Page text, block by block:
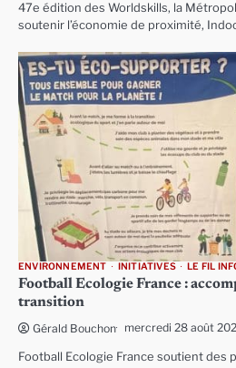
47e édition des Worldskills, la
soutenir l’économie de proximité,
ENVIRONNEMENT INITIATIVES LE FIL
Football Ecologie France :
transition
Gérald Bouchon mercredi 28 août
Football Ecologie France soutient des